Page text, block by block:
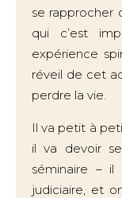
se rapprocher
qui c’est
expérience
réveil de cet
perdre la vie.
Il va petit à
il va devoir
séminaire –
judiciaire, et